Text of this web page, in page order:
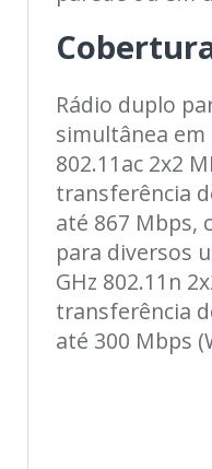
Rádio duplo
simultânea em
802.11ac 2x2
transferência
até 867 Mbps,
para diversos
GHz 802.11n
transferência
até 300 Mbps